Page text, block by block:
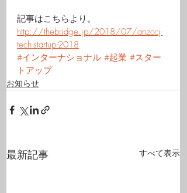
記事はこちらより。
http://thebridge.jp/2018/07/anzccj-
tech-startup-2018
#インターナショナル #起業 #スター
トアップ
お知らせ
最新記事 すべて表示